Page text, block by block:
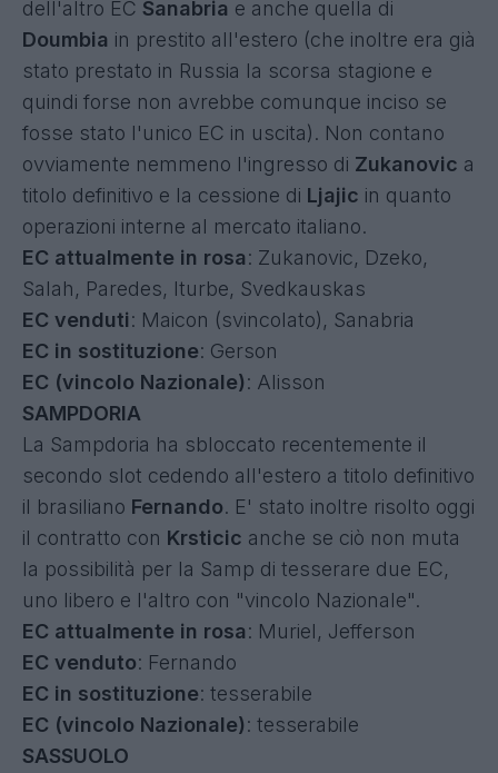
dell'altro EC Sanabria e anche quella di
Doumbia in prestito all'estero (che inoltre era già
stato prestato in Russia la scorsa stagione e
quindi forse non avrebbe comunque inciso se
fosse stato l'unico EC in uscita). Non contano
ovviamente nemmeno l'ingresso di Zukanovic a
titolo definitivo e la cessione di Ljajic in quanto
operazioni interne al mercato italiano.
EC attualmente in rosa: Zukanovic, Dzeko,
Salah, Paredes, Iturbe, Svedkauskas
EC venduti: Maicon (svincolato), Sanabria
EC in sostituzione: Gerson
EC (vincolo Nazionale): Alisson
SAMPDORIA
La Sampdoria ha sbloccato recentemente il
secondo slot cedendo all'estero a titolo definitivo
il brasiliano Fernando. E' stato inoltre risolto oggi
il contratto con Krsticic anche se ciò non muta
la possibilità per la Samp di tesserare due EC,
uno libero e l'altro con "vincolo Nazionale".
EC attualmente in rosa: Muriel, Jefferson
EC venduto: Fernando
EC in sostituzione: tesserabile
EC (vincolo Nazionale): tesserabile
SASSUOLO